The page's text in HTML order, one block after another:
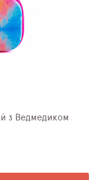
з Ведмедиком